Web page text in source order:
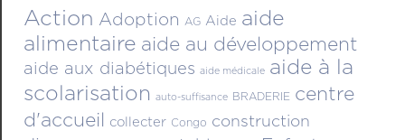
Action Adoption AG Aide aide
alimentaire aide au développement
aide aux diabétiques aide médicale aide à la
scolarisation auto-suffisance BRADERIE centre
d'accueil collecter Congo construction